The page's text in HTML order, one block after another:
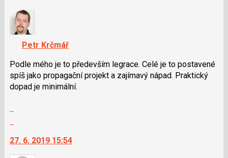
názor.
K
navigaci
lze
použít
i
klávesy
P
pro
Petr Krčmář
Podle mého je to především legrace. Celé je to postavené
spíš jako propagační projekt a zajímavý nápad. Praktický
dopad je minimální.
další
nový
27. 6. 2019 15:54